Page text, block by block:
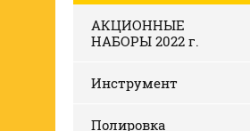
АКЦИОННЫЕ
НАБОРЫ 2022 г.
Инструмент
Полировка